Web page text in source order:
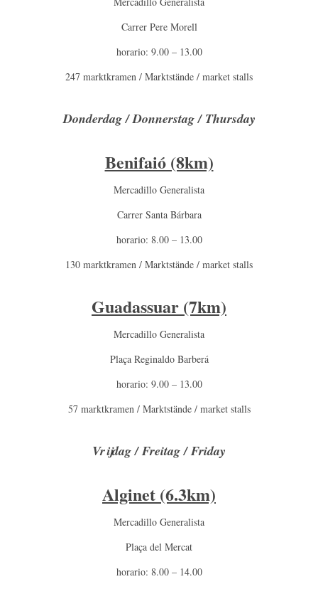
Carrer Pere Morell
horario: 9.00 – 13.00
247 marktkramen / Marktstände / market stalls
Donderdag / Donnerstag / Thursday
Benifaió (8km)
Mercadillo Generalista
Carrer Santa Bárbara
horario: 8.00 – 13.00
130 marktkramen / Marktstände / market stalls
Guadassuar (7km)
Mercadillo Generalista
Plaça Reginaldo Barberá
horario: 9.00 – 13.00
57 marktkramen / Marktstände / market stalls
Vrijdag / Freitag / Friday
Alginet (6.3km)
Mercadillo Generalista
Plaça del Mercat
horario: 8.00 – 14.00